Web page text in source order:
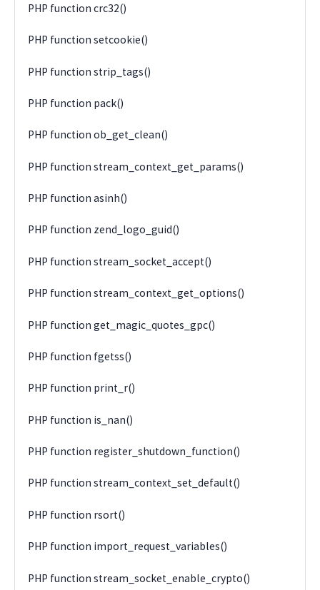
PHP function crc32()
PHP function setcookie()
PHP function strip_tags()
PHP function pack()
PHP function ob_get_clean()
PHP function stream_context_get_params()
PHP function asinh()
PHP function zend_logo_guid()
PHP function stream_socket_accept()
PHP function stream_context_get_options()
PHP function get_magic_quotes_gpc()
PHP function fgetss()
PHP function print_r()
PHP function is_nan()
PHP function register_shutdown_function()
PHP function stream_context_set_default()
PHP function rsort()
PHP function import_request_variables()
PHP function stream_socket_enable_crypto()